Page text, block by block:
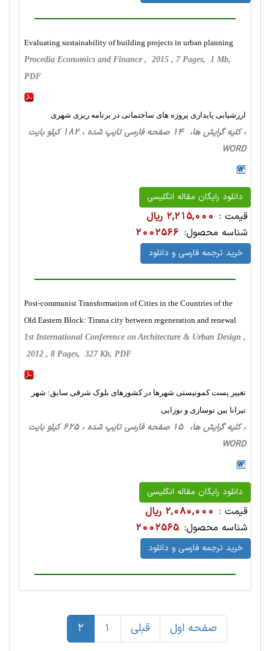
Evaluating sustainability of building projects in urban planning
Procedia Economics and Finance , 2015 , 7 Pages, 1 Mb,
PDF
ارزشیابی پایداری پروژه های ساختمانی در برنامه ریزی شهری
، کلیه گرایش ها، 14 صفحه فارسی تایپ شده ، 182 کیلو بایت
WORD
دانلود رایگان مقاله انگلیسی
قیمت : 2,215,000 ریال
شناسه محصول: 2002566
خرید ترجمه فارسی و دانلود
Post-communist Transformation of Cities in the Countries of the
Old Eastern Block: Tirana city between regeneration and renewal
1st International Conference on Architecture & Urban Design ,
2012 , 8 Pages, 327 Kb, PDF
تغییر پست کمونیستی شهرها در کشورهای بلوک شرقی سابق: شهر
تیرانا بین نوسازی و نوزایی
، کلیه گرایش ها، 15 صفحه فارسی تایپ شده ، 625 کیلو بایت
WORD
دانلود رایگان مقاله انگلیسی
قیمت : 2,080,000 ریال
شناسه محصول: 2002565
خرید ترجمه فارسی و دانلود
صفحه اول قبلی 1
2